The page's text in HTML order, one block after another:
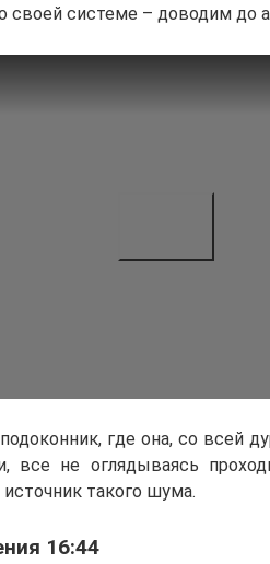
своей системе – доводим до
где она, со всей
все не оглядываясь
источник такого шума.
16:44